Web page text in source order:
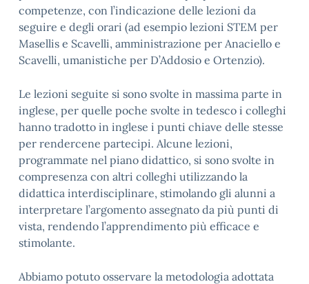
competenze, con l’indicazione delle lezioni da
seguire e degli orari (ad esempio lezioni STEM per
Masellis e Scavelli, amministrazione per Anaciello e
Scavelli, umanistiche per D’Addosio e Ortenzio).
Le lezioni seguite si sono svolte in massima parte in
inglese, per quelle poche svolte in tedesco i colleghi
hanno tradotto in inglese i punti chiave delle stesse
per rendercene partecipi. Alcune lezioni,
programmate nel piano didattico, si sono svolte in
compresenza con altri colleghi utilizzando la
didattica interdisciplinare, stimolando gli alunni a
interpretare l’argomento assegnato da più punti di
vista, rendendo l’apprendimento più efficace e
stimolante.
Abbiamo potuto osservare la metodologia adottata